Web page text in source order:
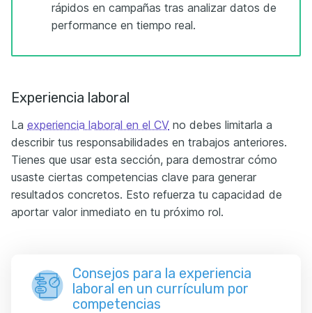
rápidos en campañas tras analizar datos de
performance en tiempo real.
Experiencia laboral
La experiencia laboral en el CV no debes limitarla a
describir tus responsabilidades en trabajos anteriores.
Tienes que usar esta sección, para demostrar cómo
usaste ciertas competencias clave para generar
resultados concretos. Esto refuerza tu capacidad de
aportar valor inmediato en tu próximo rol.
Consejos para la experiencia
laboral en un currículum por
competencias